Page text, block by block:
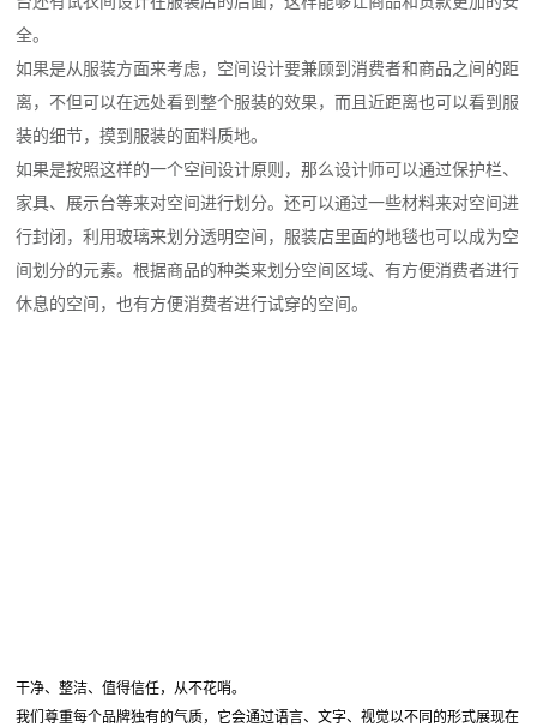
全。
如果是从服装方面来考虑，空间设计要兼顾到消费者和商品之间的距
离，不但可以在远处看到整个服装的效果，而且近距离也可以看到服
装的细节，摸到服装的面料质地。
如果是按照这样的一个空间设计原则，那么设计师可以通过保护栏、
家具、展示台等来对空间进行划分。还可以通过一些材料来对空间进
行封闭，利用玻璃来划分透明空间，服装店里面的地毯也可以成为空
间划分的元素。根据商品的种类来划分空间区域、有方便消费者进行
休息的空间，也有方便消费者进行试穿的空间。
干净、整洁、值得信任，从不花哨。
我们尊重每个品牌独有的气质，它会通过语言、文字、视觉以不同的形式展现在